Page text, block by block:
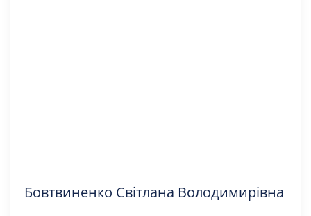
Бовтвиненко Світлана Володимирівна